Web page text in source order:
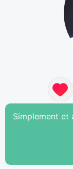
Simplement et